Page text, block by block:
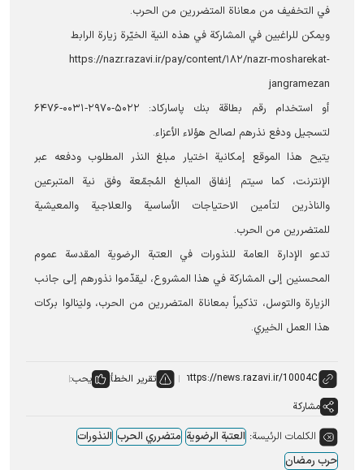
في التخفيف من معاناة المتضررين من الحرب.
ويمكن للراغبين في المشاركة في هذه النية الخيّرة زيارة الرابط
https://nazr.razavi.ir/pay/content/۱۸۲/nazr-mosharekat-
jangramezan
أو استخدام رقم بطاقة بنك پاسارکاد: ۵۰۲۲‑۲۹۷۰‑۰۰۳۱‑۶۴۷۶
لتسجيل ودفع نذرهم لصالح هؤلاء الأعزاء.
يتيح هذا الموقع إمكانية اختيار مبلغ النذر المطلوب ودفعه عبر
الإنترنت، كما سيتم إنفاق المبالغ المُجمّعة وفق نية المتبرعین
والناذرين لتأمين الاحتياجات الأساسية والعلاجية والمعيشية
للمتضررين من الحرب.
تدعو الإدارة العامة للنذورات في العتبة الرضویة المقدسة عموم
المحسنين إلى المشاركة في هذا المشروع، ليقدّموا نذورهم إلى جانب
الزيارة والتوسل، تذكيراً بمعاناة المتضررين من الحرب، وليَنالوا بركات
هذا العمل الخيري.
تقرير الخطأ
يحب:
مشاركة
الكلمات الرئيسة: العتبة الرضویة متضرري الحرب النذورات
حرب رمضان